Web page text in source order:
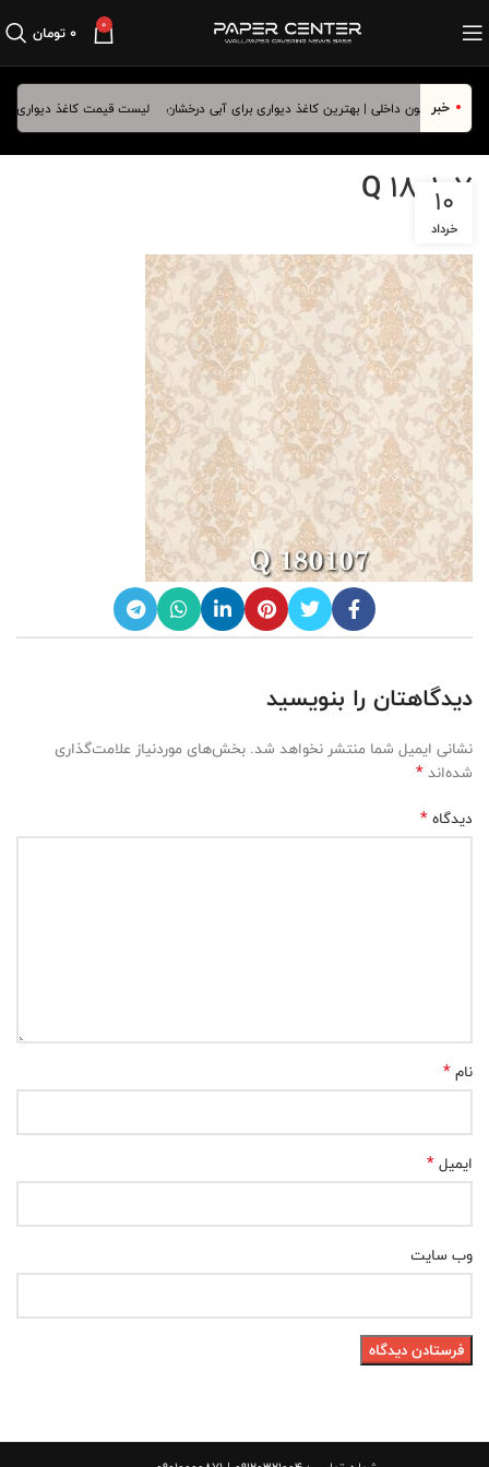
0 ۰تومان
خبر لیست قیمت کاغذ دیواری
Q 180107
10
خرداد
دیدگاهتان را بنویسید
نشانی ایمیل شما منتشر نخواهد شد. بخش‌های موردنیاز علامت‌گذاری
شده‌اند*
دیدگاه*
نام*
ایمیل*
وب‌ سایت